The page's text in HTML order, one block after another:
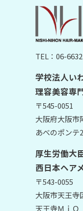
TEL：06-
学校法人い
理容美容専
〒545-0051
大阪府大阪市
あべのポンテ
厚生労働大
西日本ヘア
〒543-0055
大阪市天王寺
天王寺Ｍｉ